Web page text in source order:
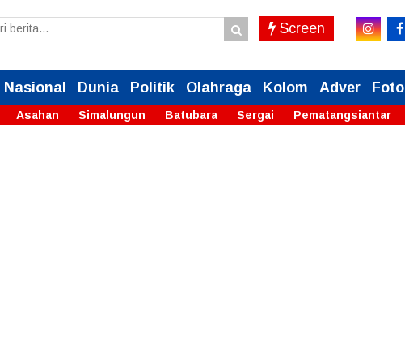
Screen
Nasional Dunia Politik Olahraga Kolom Adver Foto
Asahan Simalungun Batubara Sergai Pematangsiantar